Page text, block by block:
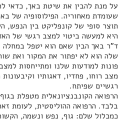
על מנת להבין את שיטת באך, כדאי
שעומדת מאחוריה. הפילוסופיה של
תוצר סופי של קונפליקט בין הנפש,
היא למעשה ביטוי למצב רגשי של
ד"ר באך הבין שאם הוא יטפל במחלה
שלה הוא לא יפתור את המקור ואת
פונות למודעות שלנו ומתייחסות
מצב רוחו, פחדיו, דאגותיו וקיבעונות
רגשיים שפיתח.
הרפואה הקונבנציונאלית מטפלת
בלבד. הרפואה ההוליסטית, לעומת
כמכלול שלם: גוף, נפש ונשמה,